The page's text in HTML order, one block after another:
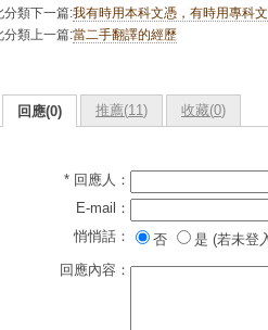
分類下一篇:我有時用本科文憑，有時用專科
分類上一篇:當二手翻譯的經歷
回應(0) 推薦(11 ) 收藏(0)
* 回應人：
E-mail：
悄悄話：
否
是 (若未登
回應內容：